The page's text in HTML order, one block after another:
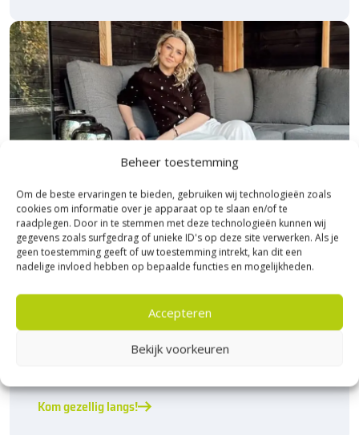
Beheer toestemming
Om de beste ervaringen te bieden, gebruiken wij technologieën zoals
cookies om informatie over je apparaat op te slaan en/of te
raadplegen. Door in te stemmen met deze technologieën kunnen wij
gegevens zoals surfgedrag of unieke ID's op deze site verwerken. Als je
geen toestemming geeft of uw toestemming intrekt, kan dit een
nadelige invloed hebben op bepaalde functies en mogelijkheden.
Accepteren
Bekijk voorkeuren
Bezoek Experience Centre XXL
Bijna het gehele Kijlstra assortiment vind je in het
Kom gezellig langs!